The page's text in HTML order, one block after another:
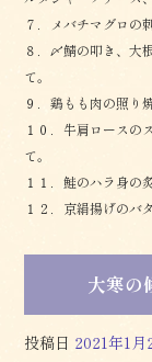
７．メバチマグロの
８．〆鯖の叩き、大
て。
９．鶏もも肉の照り
１０．牛肩ロースの
て。
１１．鮭のハラ身の
１２．京絹揚げのバ
大寒の
投稿日 2021年1月